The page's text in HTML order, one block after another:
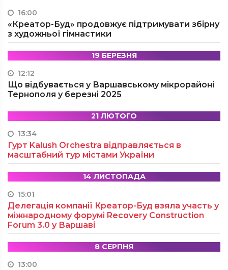
16:00
«Креатор-Буд» продовжує підтримувати збірну
з художньої гімнастики
19 БЕРЕЗНЯ
12:12
Що відбувається у Варшавському мікрорайоні
Тернополя у березні 2025
21 ЛЮТОГО
13:34
Гурт Kalush Orchestra відправляється в
масштабний тур містами України
14 ЛИСТОПАДА
15:01
Делегація компанії Креатор-Буд взяла участь у
міжнародному форумі Recovery Construction
Forum 3.0 у Варшаві
8 СЕРПНЯ
13:00